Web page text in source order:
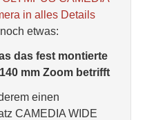
in alles Details
etwas:
das fest montierte
mm Zoom betrifft
einen
CAMEDIA WIDE